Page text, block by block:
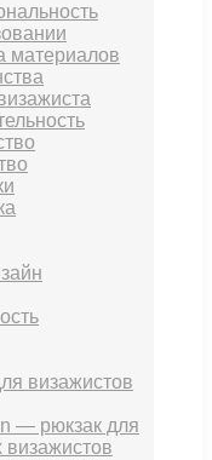
материалов
визажистов
— рюкзак для